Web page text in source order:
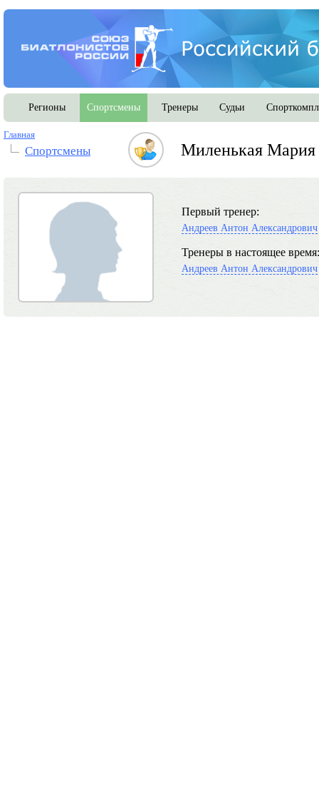
Регионы Спортсмены Тренеры Судьи
Главная
Спортсмены Миленькая
Первый тренер:
Андреев Антон Александрович
Тренеры в настоящее время:
Андреев Антон Александрович